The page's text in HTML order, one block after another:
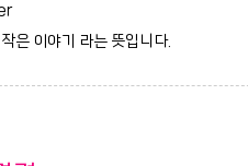
은 이야기 라는 뜻입니다.